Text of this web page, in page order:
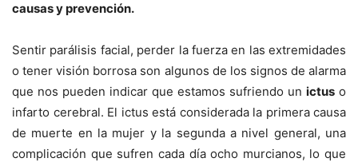
causas y prevención.
Sentir parálisis facial, perder la fuerza en las extremidades
o tener visión borrosa son algunos de los signos de alarma
que nos pueden indicar que estamos sufriendo un ictus o
infarto cerebral. El ictus está considerada la primera causa
de muerte en la mujer y la segunda a nivel general, una
complicación que sufren cada día ocho murcianos, lo que